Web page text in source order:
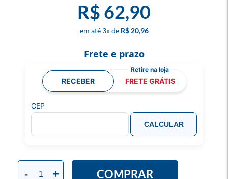
R$ 62,90
3x R$ 20,96
- + COMPRAR
Frete e prazo
RECEBER FRETE GRÁTIS
CEP
CALCULAR